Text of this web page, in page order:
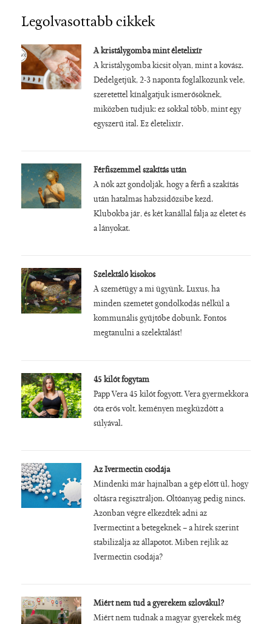
Legolvasottabb cikkek
A kristálygomba mint életelixír
A kristálygomba kicsit olyan, mint a kovász.
Dédelgetjük, 2-3 naponta foglalkozunk vele,
szeretettel kínálgatjuk ismerősöknek,
miközben tudjuk: ez sokkal több, mint egy
egyszerű ital. Ez életelixír.
Férfiszemmel szakítás után
A nők azt gondolják, hogy a férfi a szakítás
után hatalmas habzsidőzsibe kezd.
Klubokba jár, és két kanállal falja az életet és
a lányokat.
Szelektáló kisokos
A szemétügy a mi ügyünk. Luxus, ha
minden szemetet gondolkodás nélkül a
kommunális gyűjtőbe dobunk. Fontos
megtanulni a szelektálást!
45 kilót fogytam
Papp Vera 45 kilót fogyott. Vera gyermekkora
óta erős volt, keményen megküzdött a
súlyával.
Az Ivermectin csodája
Mindenki már hajnalban a gép előtt ül, hogy
oltásra regisztráljon. Oltóanyag pedig nincs.
Azonban végre elkezdték adni az
Ivermectint a betegeknek – a hírek szerint
stabilizálja az állapotot. Miben rejlik az
Ivermectin csodája?
Miért nem tud a gyerekem szlovákul?
Miért nem tudnak a magyar gyerekek még